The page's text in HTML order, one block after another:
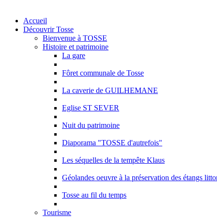
Accueil
Découvrir Tosse
Bienvenue à TOSSE
Histoire et patrimoine
La gare
Fôret communale de Tosse
La caverie de GUILHEMANE
Eglise ST SEVER
Nuit du patrimoine
Diaporama "TOSSE d'autrefois"
Les séquelles de la tempête Klaus
Géolandes oeuvre à la préservation des étangs
Tosse au fil du temps
Tourisme